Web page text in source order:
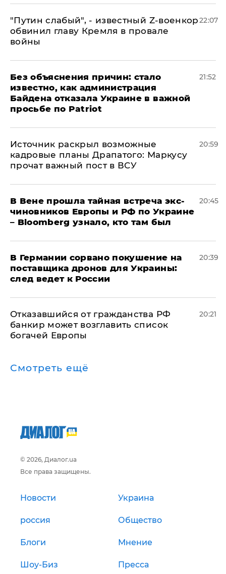
​"Путин слабый", - известный Z-военкор
обвинил главу Кремля в провале
войны
22:07
Без объяснения причин: стало
известно, как администрация
Байдена отказала Украине в важной
просьбе по Patriot
21:52
​Источник раскрыл возможные
кадровые планы Драпатого: Маркусу
прочат важный пост в ВСУ
20:59
В Вене прошла тайная встреча экс-
чиновников Европы и РФ по Украине
– Bloomberg узнало, кто там был
20:45
​В Германии сорвано покушение на
поставщика дронов для Украины:
след ведет к России
20:39
Отказавшийся от гражданства РФ
банкир может возглавить список
богачей Европы
20:21
Смотреть ещё
© 2026, Диалог.ua
Все права защищены.
Новости Украина
россия Общество
Блоги Мнение
Шоу-Биз Пресса